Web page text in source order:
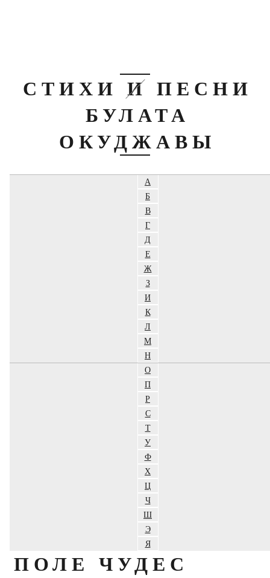
СТИХИ И ПЕСНИ
БУЛАТА
ОКУДЖАВЫ
А
Б
В
Г
Д
Е
Ж
З
И
К
Л
М
Н
О
П
Р
С
Т
У
Ф
Х
Ц
Ч
Ш
Э
Я
ПОЛЕ ЧУДЕС